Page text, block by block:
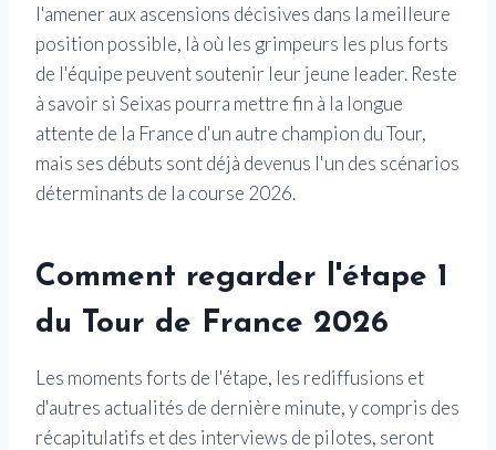
l'amener aux ascensions décisives dans la meilleure
position possible, là où les grimpeurs les plus forts
de l'équipe peuvent soutenir leur jeune leader. Reste
à savoir si Seixas pourra mettre fin à la longue
attente de la France d'un autre champion du Tour,
mais ses débuts sont déjà devenus l'un des scénarios
déterminants de la course 2026.
Comment regarder l'étape 1
du Tour de France 2026
Les moments forts de l'étape, les rediffusions et
d'autres actualités de dernière minute, y compris des
récapitulatifs et des interviews de pilotes, seront